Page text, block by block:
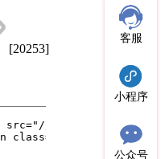
[20253]
客服
小程序
公众号